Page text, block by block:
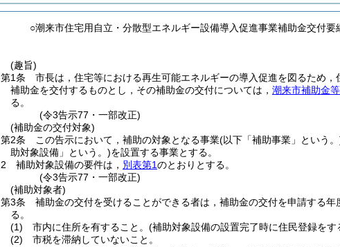
○潮来市住宅用自立・分散型エネルギー設備導入促進事業補助金交付要
(趣旨)
第1条
市長は，住宅等における再生可能エネルギーの導入促進を図るため
補助金を交付するものとし，その補助金の交付については， 潮来市補助金
る。
(令3告示77・一部改正)
(補助金の交付対象)
第2条
この告示において，補助の対象となる事業(以下「補助事業」という
助対象設備」という。)を設置する事業とする。
2
補助対象設備の要件は， 別表第1のとおりとする。
(令3告示77・一部改正)
(補助対象者)
第3条
補助金の交付を受けることができる者は，補助金の交付を申請する
る。
(1)
市内に住所を有すること。 (補助対象設備の設置完了時に住民登録をす
(2)
市税を滞納していないこと。